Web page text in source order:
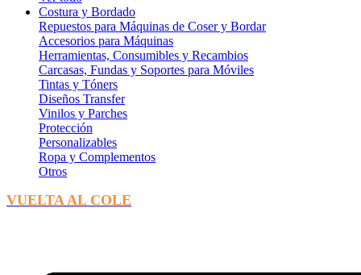
Costura y Bordado
Repuestos para Máquinas de Coser y Bordar
Accesorios para Máquinas
Herramientas, Consumibles y Recambios
Carcasas, Fundas y Soportes para Móviles
Tintas y Tóners
Diseños Transfer
Vinilos y Parches
Protección
Personalizables
Ropa y Complementos
Otros
VUELTA AL COLE